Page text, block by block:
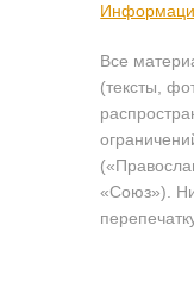
Все
(тексты,
«Союз»).